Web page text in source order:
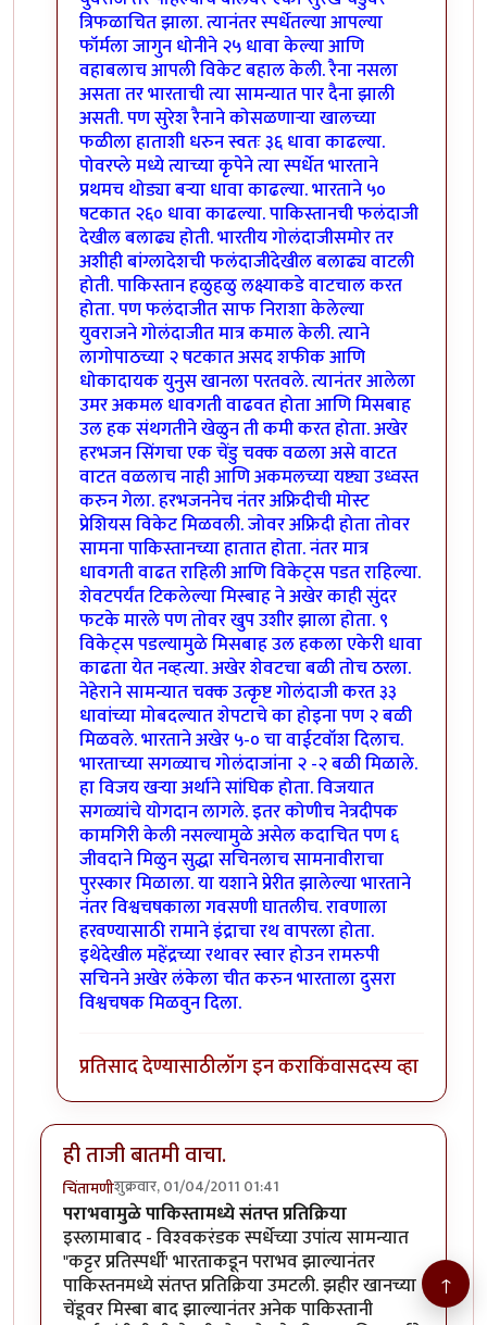
त्रिफळाचित झाला. त्यानंतर स्पर्धेतल्या आपल्या
फॉर्मला जागुन धोनीने २५ धावा केल्या आणि
वहाबलाच आपली विकेट बहाल केली. रैना नसला
असता तर भारताची त्या सामन्यात पार दैना झाली
असती. पण सुरेश रैनाने कोसळणार्‍या खालच्या
फळीला हाताशी धरुन स्वतः ३६ धावा काढल्या.
पोवरप्ले मध्ये त्याच्या कृपेने त्या स्पर्धेत भारताने
प्रथमच थोड्या बर्‍या धावा काढल्या. भारताने ५०
षटकात २६० धावा काढल्या. पाकिस्तानची फलंदाजी
देखील बलाढ्य होती. भारतीय गोलंदाजीसमोर तर
अशीही बांग्लादेशची फलंदाजीदेखील बलाढ्य वाटली
होती. पाकिस्तान हळुहळु लक्ष्याकडे वाटचाल करत
होता. पण फलंदाजीत साफ निराशा केलेल्या
युवराजने गोलंदाजीत मात्र कमाल केली. त्याने
लागोपाठच्या २ षटकात असद शफीक आणि
धोकादायक युनुस खानला परतवले. त्यानंतर आलेला
उमर अकमल धावगती वाढवत होता आणि मिसबाह
उल हक संथगतीने खेळुन ती कमी करत होता. अखेर
हरभजन सिंगचा एक चेंडु चक्क वळला असे वाटत
वाटत वळलाच नाही आणि अकमलच्या यष्ट्या उध्वस्त
करुन गेला. हरभजननेच नंतर अफ्रिदीची मोस्ट
प्रेशियस विकेट मिळवली. जोवर अफ्रिदी होता तोवर
सामना पाकिस्तानच्या हातात होता. नंतर मात्र
धावगती वाढत राहिली आणि विकेट्स पडत राहिल्या.
शेवटपर्यंत टिकलेल्या मिस्बाह ने अखेर काही सुंदर
फटके मारले पण तोवर खुप उशीर झाला होता. ९
विकेट्स पडल्यामुळे मिसबाह उल हकला एकेरी धावा
काढता येत नव्हत्या. अखेर शेवटचा बळी तोच ठरला.
नेहेराने सामन्यात चक्क उत्कृष्ट गोलंदाजी करत ३३
धावांच्या मोबदल्यात शेपटाचे का होइना पण २ बळी
मिळवले. भारताने अखेर ५-० चा वाईटवॉश दिलाच.
भारताच्या सगळ्याच गोलंदाजांना २ -२ बळी मिळाले.
हा विजय खर्‍या अर्थाने सांघिक होता. विजयात
सगळ्यांचे योगदान लागले. इतर कोणीच नेत्रदीपक
कामगिरी केली नसल्यामुळे असेल कदाचित पण ६
जीवदाने मिळुन सुद्धा सचिनलाच सामनावीराचा
पुरस्कार मिळाला. या यशाने प्रेरीत झालेल्या भारताने
नंतर विश्वचषकाला गवसणी घातलीच. रावणाला
हरवण्यासाठी रामाने इंद्राचा रथ वापरला होता.
इथेदेखील महेंद्रच्या रथावर स्वार होउन रामरुपी
सचिनने अखेर लंकेला चीत करुन भारताला दुसरा
विश्वचषक मिळवुन दिला.
प्रतिसाद देण्यासाठीलॉग इन कराकिंवासदस्य व्हा
ही ताजी बातमी वाचा.
चिंतामणीशुक्रवार, 01/04/2011 01:41
पराभवामुळे पाकिस्तामध्ये संतप्त प्रतिक्रिया
इस्लामाबाद - विश्‍वकरंडक स्पर्धेच्या उपांत्य सामन्यात
"कट्टर प्रतिस्पर्धी' भारताकडून पराभव झाल्यानंतर
पाकिस्तनमध्ये संतप्त प्रतिक्रिया उमटली. झहीर खानच्या
चेंडूवर मिस्बा बाद झाल्यानंतर अनेक पाकिस्तानी
↑